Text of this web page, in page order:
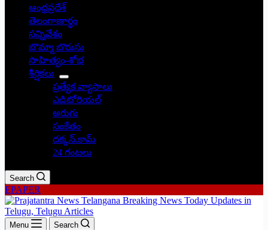
ఆంధ్రప్రదేశ్
తెలంగాణార్థం
సన్నివేశం
బొమ్మా బొరుసు
సాహిత్యం-శోభ
శీర్షికలు
ప్రత్యేక వ్యాసాలు
ఎడిటోరియల్
అరుగు
సంకేతం
దక్కన్.కామ్
24 గంటలు
Search
EPAPER
Menu Search